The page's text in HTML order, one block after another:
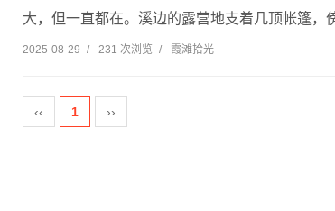
大，但一直都在。溪边的露营地支着几顶帐篷，
2025-08-29 / 231 次浏览 / 霞滩拾光
‹‹ 1 ››